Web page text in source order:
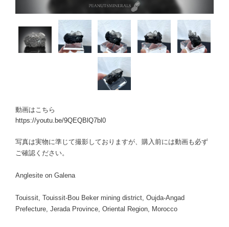
動画はこちら
https://youtu.be/9QEQBlQ7bl0
写真は実物に準じて撮影しておりますが、購入前には動画も必ず
ご確認ください。
Anglesite on Galena
Touissit, Touissit-Bou Beker mining district, Oujda-Angad
Prefecture, Jerada Province, Oriental Region, Morocco